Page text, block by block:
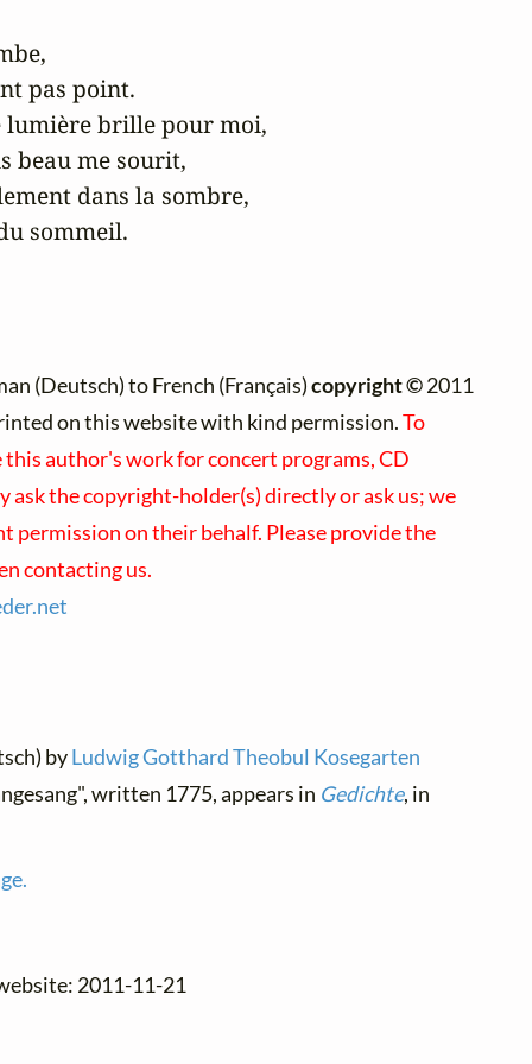
pas point.
lumière brille pour moi,
beau me sourit,
dans la sombre,
sommeil.
(Deutsch) to French (Français)copyright ©2011
on this website with kind permission.To
author's work for concert programs, CD
ask the copyright-holder(s) directly or ask us; we
permission on their behalf. Please provide the
contacting us.
net
byLudwig Gotthard Theobul Kosegarten
written 1775, appears in Gedichte, in
2011-11-21